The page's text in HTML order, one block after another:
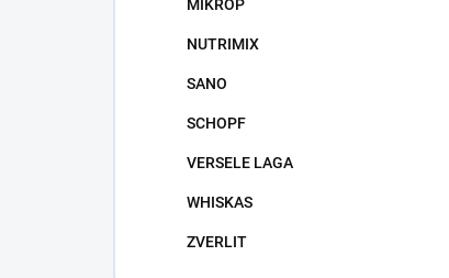
MIKROP
NUTRIMIX
SANO
SCHOPF
VERSELE LAGA
WHISKAS
ZVERLIT